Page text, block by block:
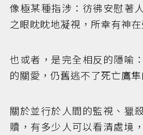
像極某種指涉：彷彿安慰著
之眼眈眈地凝視，所幸有神
也或者，是完全相反的隱喻
的關愛，仍舊逃不了死亡鷹隼
關於並行於人間的監視、獵
贖，有多少人可以看清處境